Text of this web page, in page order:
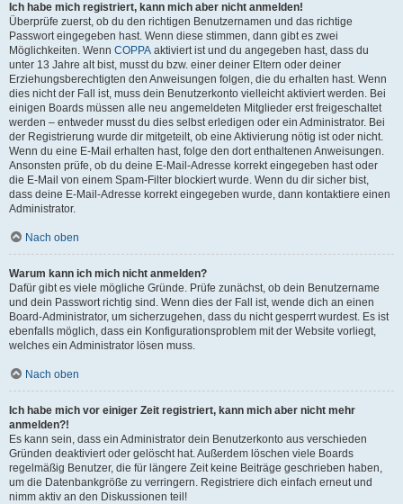
Ich habe mich registriert, kann mich aber nicht anmelden!
Überprüfe zuerst, ob du den richtigen Benutzernamen und das richtige
Passwort eingegeben hast. Wenn diese stimmen, dann gibt es zwei
Möglichkeiten. Wenn COPPA aktiviert ist und du angegeben hast, dass du
unter 13 Jahre alt bist, musst du bzw. einer deiner Eltern oder deiner
Erziehungsberechtigten den Anweisungen folgen, die du erhalten hast. Wenn
dies nicht der Fall ist, muss dein Benutzerkonto vielleicht aktiviert werden. Bei
einigen Boards müssen alle neu angemeldeten Mitglieder erst freigeschaltet
werden – entweder musst du dies selbst erledigen oder ein Administrator. Bei
der Registrierung wurde dir mitgeteilt, ob eine Aktivierung nötig ist oder nicht.
Wenn du eine E-Mail erhalten hast, folge den dort enthaltenen Anweisungen.
Ansonsten prüfe, ob du deine E-Mail-Adresse korrekt eingegeben hast oder
die E-Mail von einem Spam-Filter blockiert wurde. Wenn du dir sicher bist,
dass deine E-Mail-Adresse korrekt eingegeben wurde, dann kontaktiere einen
Administrator.
Nach oben
Warum kann ich mich nicht anmelden?
Dafür gibt es viele mögliche Gründe. Prüfe zunächst, ob dein Benutzername
und dein Passwort richtig sind. Wenn dies der Fall ist, wende dich an einen
Board-Administrator, um sicherzugehen, dass du nicht gesperrt wurdest. Es ist
ebenfalls möglich, dass ein Konfigurationsproblem mit der Website vorliegt,
welches ein Administrator lösen muss.
Nach oben
Ich habe mich vor einiger Zeit registriert, kann mich aber nicht mehr
anmelden?!
Es kann sein, dass ein Administrator dein Benutzerkonto aus verschieden
Gründen deaktiviert oder gelöscht hat. Außerdem löschen viele Boards
regelmäßig Benutzer, die für längere Zeit keine Beiträge geschrieben haben,
um die Datenbankgröße zu verringern. Registriere dich einfach erneut und
nimm aktiv an den Diskussionen teil!